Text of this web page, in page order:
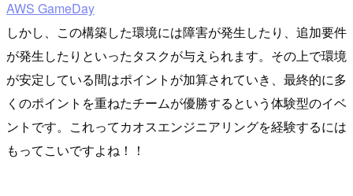
AWS GameDay
しかし、この構築した環境には障害が発生したり、追加要件
が発生したりといったタスクが与えられます。その上で環境
が安定している間はポイントが加算されていき、最終的に多
くのポイントを重ねたチームが優勝するという体験型のイベ
ントです。これってカオスエンジニアリングを経験するには
もってこいですよね！！